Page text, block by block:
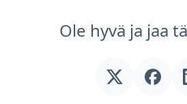
Ole hyvä ja jaa